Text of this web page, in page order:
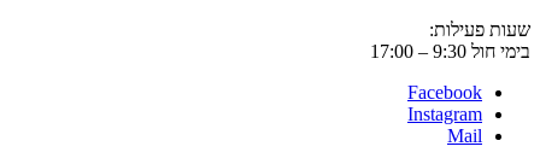
שעות פעילות:
בימי חול 9:30 – 17:00
Facebook
Instagram
Mail